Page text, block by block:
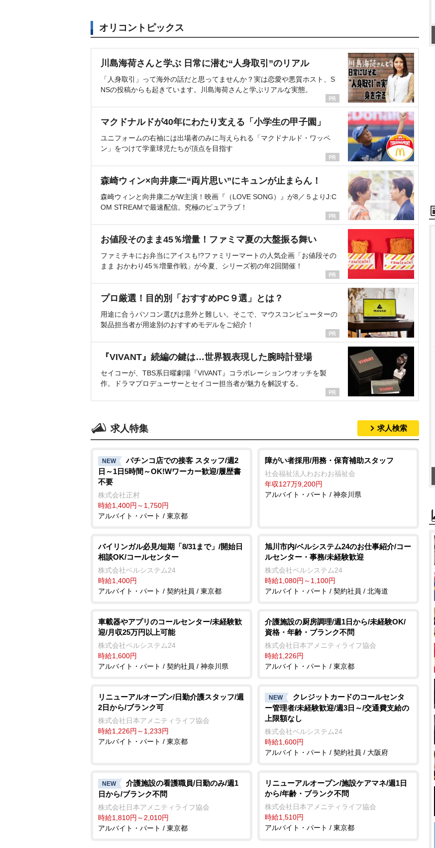
オリコントピックス
川島海荷さんと学ぶ 日常に潜む“人身取引”のリアル
「人身取引」って海外の話だと思ってませんか？実は恋愛や悪質ホスト、S
NSの投稿からも起きています。川島海荷さんと学ぶリアルな実態。
マクドナルドが40年にわたり支える「小学生の甲子園」
ユニフォームの右袖には出場者のみに与えられる「マクドナルド・ワッペ
ン」をつけて学童球児たちが頂点を目指す
森崎ウィン×向井康二“両片思い”にキュンが止まらん！
森崎ウィンと向井康二がW主演！映画『（LOVE SONG）』が8／５よりJ:C
OM STREAMで最速配信。究極のピュアラブ！
お値段そのまま45％増量！ファミマ夏の大盤振る舞い
ファミチキにお弁当にアイスも!?ファミリーマートの人気企画「お値段その
まま おかわり45％増量作戦」が今夏、シリーズ初の年2回開催！
プロ厳選！目的別「おすすめPC９選」とは？
用途に合うパソコン選びは意外と難しい。そこで、マウスコンピューターの
製品担当者が用途別のおすすめモデルをご紹介！
『VIVANT』続編の鍵は…世界観表現した腕時計登場
セイコーが、TBS系日曜劇場『VIVANT』コラボレーションウオッチを製
作。ドラマプロデューサーとセイコー担当者が魅力を解説する。
求人特集 求人検索
NEW
パチンコ店での接客 スタッフ/週2
日～1日5時間～OK!Wワーカー歓迎/履歴書
不要
株式会社正村
時給1,400円～1,750円
アルバイト・パート / 東京都
障がい者採用/用務・保育補助スタッフ
社会福祉法人わおわお福祉会
年収127万9,200円
アルバイト・パート / 神奈川県
バイリンガル必見/短期「8/31まで」/開始日
相談OK/コールセンター
株式会社ベルシステム24
時給1,400円
アルバイト・パート / 契約社員 / 東京都
旭川市内/ベルシステム24のお仕事紹介/コー
ルセンター・事務/未経験歓迎
株式会社ベルシステム24
時給1,080円～1,100円
アルバイト・パート / 契約社員 / 北海道
車載器やアプリのコールセンター/未経験歓
迎/月収25万円以上可能
株式会社ベルシステム24
時給1,600円
アルバイト・パート / 契約社員 / 神奈川県
介護施設の厨房調理/週1日から/未経験OK/
資格・年齢・ブランク不問
株式会社日本アメニティライフ協会
時給1,226円
アルバイト・パート / 東京都
リニューアルオープン/日勤介護スタッフ/週
2日から/ブランク可
株式会社日本アメニティライフ協会
時給1,226円～1,233円
アルバイト・パート / 東京都
NEW
クレジットカードのコールセンタ
ー管理者/未経験歓迎/週3日～/交通費支給の
上限額なし
株式会社ベルシステム24
時給1,600円
アルバイト・パート / 契約社員 / 大阪府
NEW
介護施設の看護職員/日勤のみ/週1
日から/ブランク不問
株式会社日本アメニティライフ協会
時給1,810円～2,010円
アルバイト・パート / 東京都
リニューアルオープン/施設ケアマネ/週1日
から/年齢・ブランク不問
株式会社日本アメニティライフ協会
時給1,510円
アルバイト・パート / 東京都